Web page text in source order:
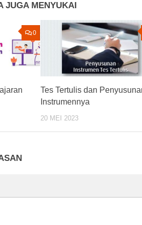
JUGA MENYUKAI
0
Tes Tertulis dan
Instrumennya
20 MEI 2023